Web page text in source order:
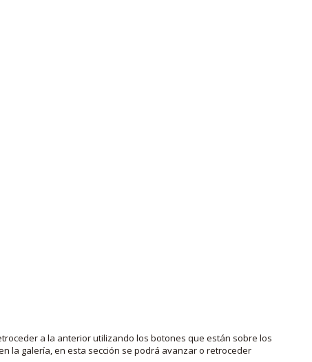
a la anterior utilizando los botones que están sobre los
la galería, en esta sección se podrá avanzar o retroceder